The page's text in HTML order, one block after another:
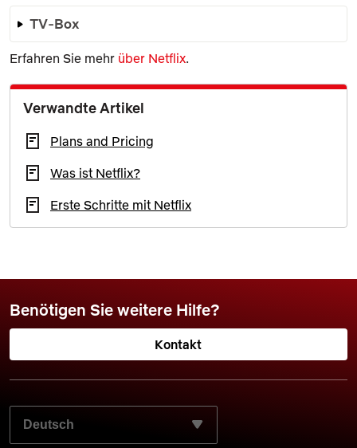
TV-Box
Erfahren Sie mehr über Netflix.
Verwandte Artikel
Plans and Pricing
Was ist Netflix?
Erste Schritte mit Netflix
Benötigen Sie weitere Hilfe?
Kontakt
WÄHLEN SIE IHRE BEVORZUGTE SPRACHE AUS: